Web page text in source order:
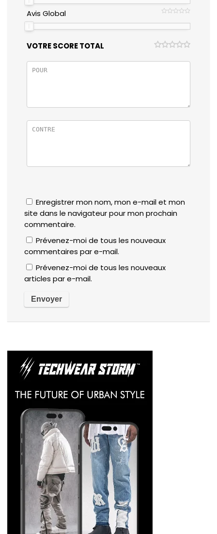
Avis Global
VOTRE SCORE TOTAL
Enregistrer mon nom, mon e-mail et mon
site dans le navigateur pour mon prochain
commentaire.
Prévenez-moi de tous les nouveaux
commentaires par e-mail.
Prévenez-moi de tous les nouveaux
articles par e-mail.